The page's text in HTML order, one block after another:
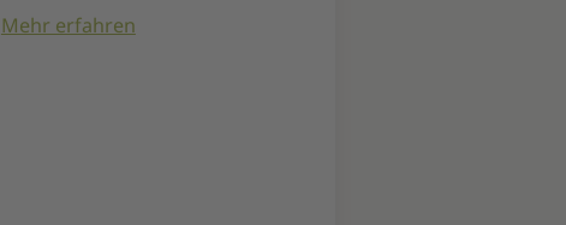
Mehr erfahren